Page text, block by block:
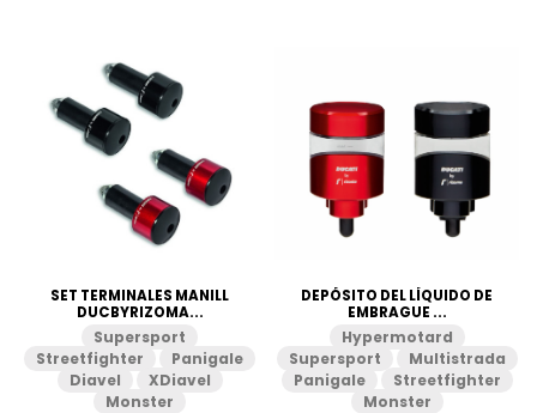
SET TERMINALES MANILL
DUCBYRIZOMA...
Supersport
Streetfighter
Panigale
Diavel
XDiavel
Monster
DEPÓSITO DEL LÍQUIDO DE
EMBRAGUE ...
Hypermotard
Supersport
Multistrada
Panigale
Streetfighter
Monster